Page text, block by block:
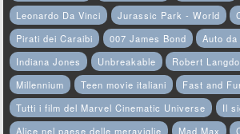
Leonardo Da Vinci
Jurassic Park - World
Pirati dei Caraibi
007 James Bond Auto
Indiana Jones
Unbreakable Robert
Millennium
Teen movie italiani
Fast and
Tutti i film del Marvel Cinematic Universe
Il
Alice nel paese delle meraviglie
Mad Max